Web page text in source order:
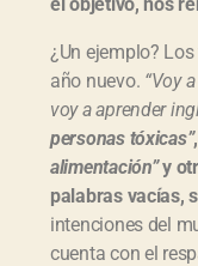
¿Un ejemplo?
año nuevo. “Voy
voy a aprender
personas tóxicas”,
alimentación”y
palabras vacías,
intenciones del
cuenta con el